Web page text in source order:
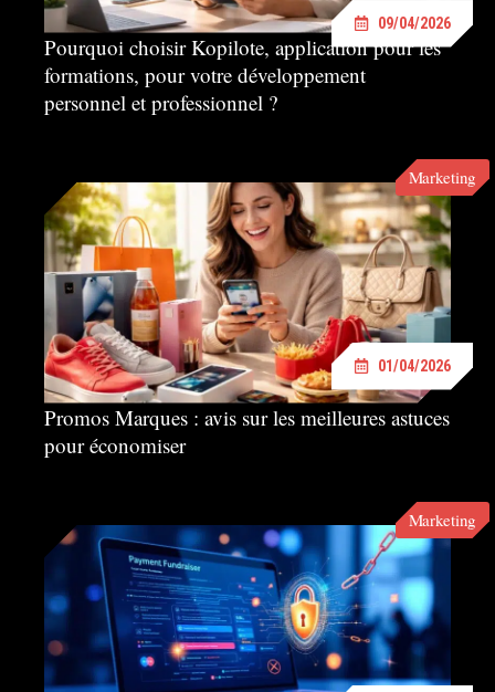
09/04/2026
Pourquoi choisir Kopilote, application pour les
formations, pour votre développement
personnel et professionnel ?
Marketing
01/04/2026
Promos Marques : avis sur les meilleures astuces
pour économiser
Marketing